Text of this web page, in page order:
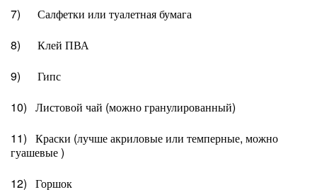
7) Салфетки или туалетная бумага
8) Клей ПВА
9) Гипс
10) Листовой чай (можно гранулированный)
11) Краски (лучше акриловые или темперные, можно
гуашевые )
12) Горшок